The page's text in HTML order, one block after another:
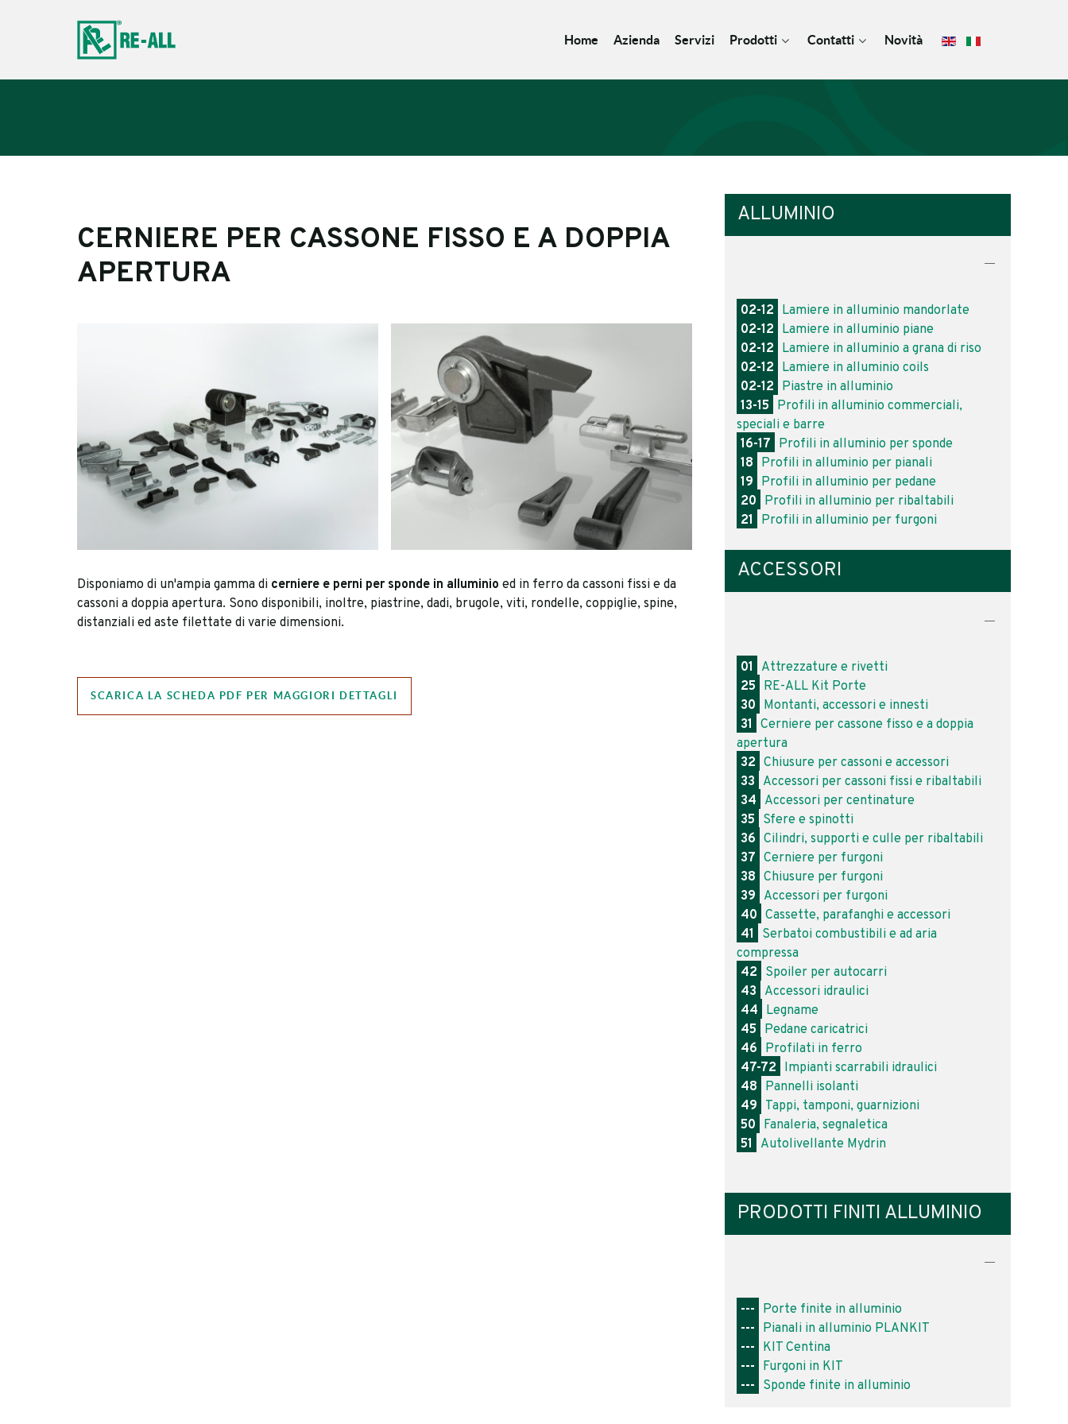
Home Azienda Servizi Prodotti Contatti Novità
CERNIERE PER CASSONE FISSO E A DOPPIA
APERTURA
Disponiamo di un'ampia gamma di cerniere e perni per sponde in alluminio ed in ferro da cassoni fissi e da
cassoni a doppia apertura. Sono disponibili, inoltre, piastrine, dadi, brugole, viti, rondelle, coppiglie, spine,
distanziali ed aste filettate di varie dimensioni.
SCARICA LA SCHEDA PDF PER MAGGIORI DETTAGLI
ALLUMINIO
02-12 Lamiere in alluminio mandorlate
02-12 Lamiere in alluminio piane
02-12 Lamiere in alluminio a grana di riso
02-12 Lamiere in alluminio coils
02-12 Piastre in alluminio
13-15 Profili in alluminio commerciali,
speciali e barre
16-17 Profili in alluminio per sponde
18 Profili in alluminio per pianali
19 Profili in alluminio per pedane
20 Profili in alluminio per ribaltabili
21
Profili in alluminio per furgoni
ACCESSORI
01
Attrezzature e rivetti
25 RE-ALL Kit Porte
30 Montanti, accessori e innesti
31 Cerniere per cassone fisso e a doppia
apertura
32 Chiusure per cassoni e accessori
33 Accessori per cassoni fissi e ribaltabili
34 Accessori per centinature
35 Sfere e spinotti
36 Cilindri, supporti e culle per ribaltabili
37 Cerniere per furgoni
38 Chiusure per furgoni
39 Accessori per furgoni
40 Cassette, parafanghi e accessori
41
Serbatoi combustibili e ad aria
compressa
42 Spoiler per autocarri
43 Accessori idraulici
44 Legname
45 Pedane caricatrici
46 Profilati in ferro
47-72 Impianti scarrabili idraulici
48 Pannelli isolanti
49 Tappi, tamponi, guarnizioni
50 Fanaleria, segnaletica
51
Autolivellante Mydrin
PRODOTTI FINITI ALLUMINIO
--- Porte finite in alluminio
--- Pianali in alluminio PLANKIT
--- KIT Centina
--- Furgoni in KIT
--- Sponde finite in alluminio